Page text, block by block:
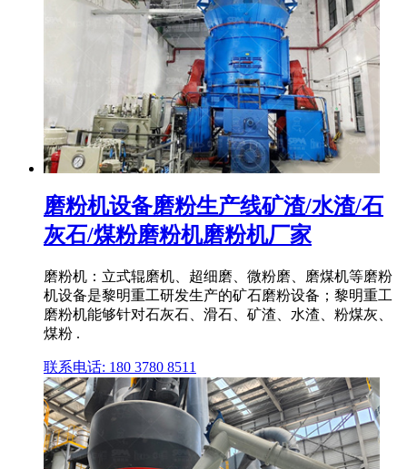
磨粉机设备磨粉生产线矿渣/水渣/石
灰石/煤粉磨粉机磨粉机厂家
磨粉机：立式辊磨机、超细磨、微粉磨、磨煤机等磨粉
机设备是黎明重工研发生产的矿石磨粉设备；黎明重工
磨粉机能够针对石灰石、滑石、矿渣、水渣、粉煤灰、
煤粉 .
联系电话: 180 3780 8511